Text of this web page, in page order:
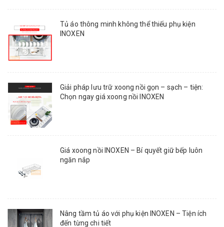
Tủ áo thông minh không thể thiếu phụ kiện
INOXEN
Giải pháp lưu trữ xoong nồi gọn – sạch – tiện:
Chọn ngay giá xoong nồi INOXEN
Giá xoong nồi INOXEN – Bí quyết giữ bếp luôn
ngăn nắp
Nâng tầm tủ áo với phụ kiện INOXEN – Tiện ích
đến từng chi tiết